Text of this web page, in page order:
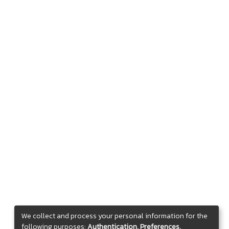
We collect and process your personal information for the
following purposes:Authentication, Preferences,